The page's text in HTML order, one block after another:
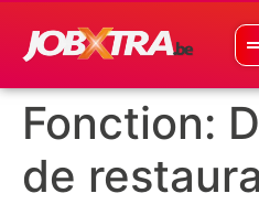
Fonction:
de